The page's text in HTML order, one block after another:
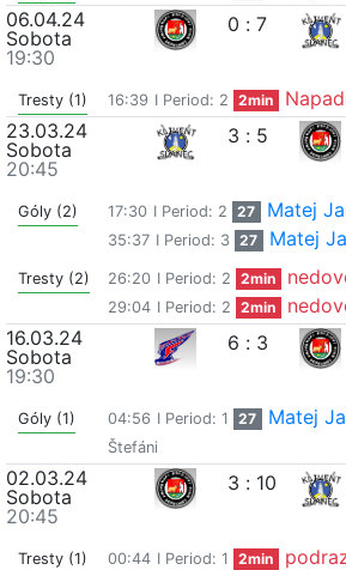
06.04.24
Sobota
19:30
0 : 7
Tresty (1) 16:39 I Period: 2 2min
23.03.24
Sobota
20:45
3 : 5
Góly (2) 17:30 I Period: 2 27 Matej
35:37 I Period: 3 27 Matej
Tresty (2) 26:20 I Period: 2 2min
29:04 I Period: 2 2min
16.03.24
Sobota
19:30
6 : 3
Góly (1) 04:56 I Period: 1 27 Matej
Štefáni
02.03.24
Sobota
20:45
3 : 10
Tresty (1) 00:44 I Period: 1 2min